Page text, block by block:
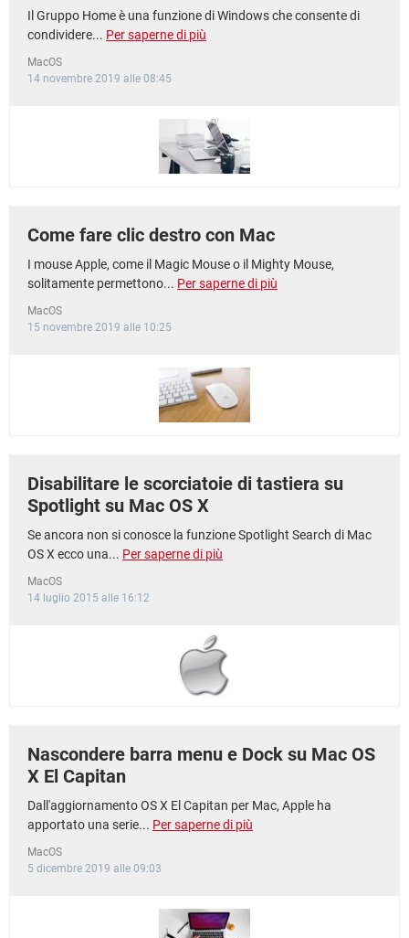
Il Gruppo Home è una funzione di Windows che consente di
condividere... Per saperne di più
MacOS
14 novembre 2019 alle 08:45
Come fare clic destro con Mac
I mouse Apple, come il Magic Mouse o il Mighty Mouse,
solitamente permettono... Per saperne di più
MacOS
15 novembre 2019 alle 10:25
Disabilitare le scorciatoie di tastiera su
Spotlight su Mac OS X
Se ancora non si conosce la funzione Spotlight Search di Mac
OS X ecco una... Per saperne di più
MacOS
14 luglio 2015 alle 16:12
Nascondere barra menu e Dock su Mac OS
X El Capitan
Dall'aggiornamento OS X El Capitan per Mac, Apple ha
apportato una serie... Per saperne di più
MacOS
5 dicembre 2019 alle 09:03